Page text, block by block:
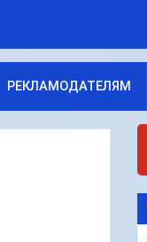
РЕКЛАМОДАТЕЛЯМ